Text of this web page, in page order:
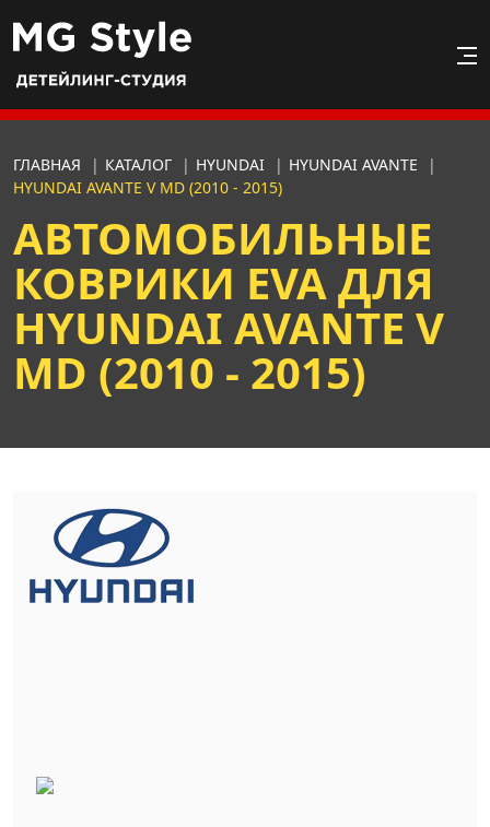
ГЛАВНАЯ | КАТАЛОГ | HYUNDAI | HYUNDAI AVANTE
|
HYUNDAI AVANTE V MD (2010 - 2015)
АВТОМОБИЛЬНЫЕ
КОВРИКИ EVA ДЛЯ
HYUNDAI AVANTE V
MD (2010 - 2015)